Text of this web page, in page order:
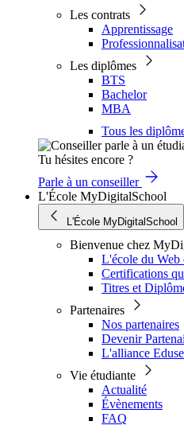
Les contrats
Apprentissage
Les diplômes
BTS
Bachelor
MBA
Tous les
Tu hésites encore ?
Parle à un conseiller
L'École MyDigitalSchool
L'École MyDigitalSchool
Bienvenue chez
L'école du Web
Certifications
Titres et
Partenaires
Nos partenaires
Devenir
L'alliance
Vie étudiante
Actualité
Évènements
FAQ